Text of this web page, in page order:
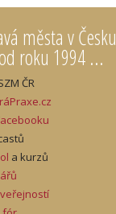
města v Česku
roku 1994 ...
ČR
a kurzů